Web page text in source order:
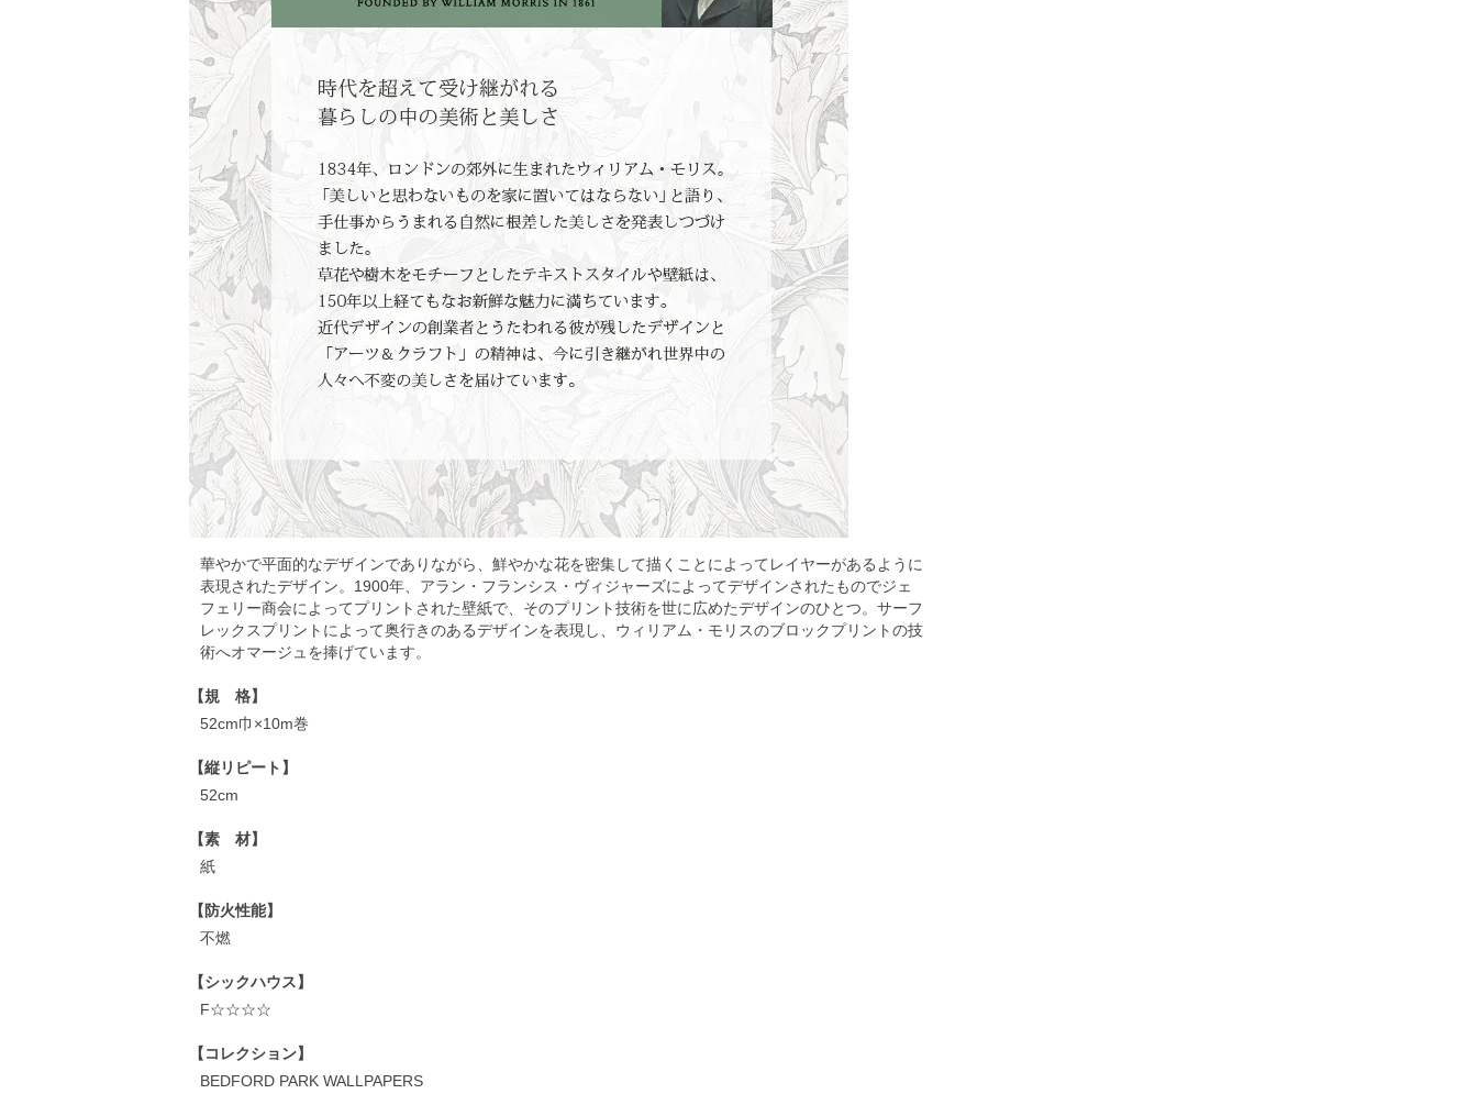
華やかで平面的なデザインでありながら、鮮やかな花を密集して描くことによってレイヤーがあるように
表現されたデザイン。1900年、アラン・フランシス・ヴィジャーズによってデザインされたものでジェ
フェリー商会によってプリントされた壁紙で、そのプリント技術を世に広めたデザインのひとつ。サーフ
レックスプリントによって奥行きのあるデザインを表現し、ウィリアム・モリスのブロックプリントの技
術へオマージュを捧げています。
【規 格】
52cm巾×10m巻
【縦リピート】
52cm
【素 材】
紙
【防火性能】
不燃
【シックハウス】
F☆☆☆☆
【コレクション】
BEDFORD PARK WALLPAPERS